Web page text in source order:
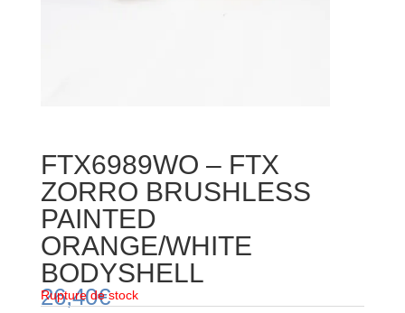
FTX6989WO – FTX
ZORRO BRUSHLESS
PAINTED
ORANGE/WHITE
BODYSHELL
26,40€
Rupture de stock